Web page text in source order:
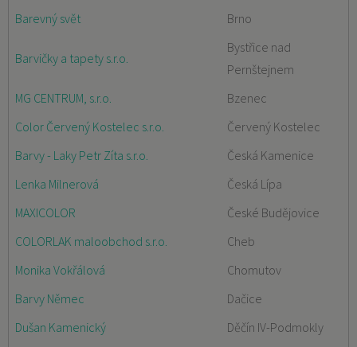
Barevný svět
Brno
Barvičky a tapety s.r.o.
Bystřice nad
Pernštejnem
MG CENTRUM, s.r.o.
Bzenec
Color Červený Kostelec s.r.o.
Červený Kostelec
Barvy - Laky Petr Zíta s.r.o.
Česká Kamenice
Lenka Milnerová
Česká Lípa
MAXICOLOR
České Budějovice
COLORLAK maloobchod s.r.o.
Cheb
Monika Vokřálová
Chomutov
Barvy Němec
Dačice
Dušan Kamenický
Děčín IV-Podmokly